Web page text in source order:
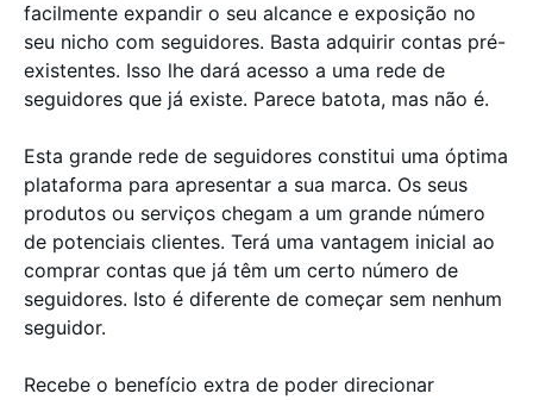
facilmente expandir o seu alcance e exposição no
seu nicho com seguidores. Basta adquirir contas pré-
existentes. Isso lhe dará acesso a uma rede de
seguidores que já existe. Parece batota, mas não é.
Esta grande rede de seguidores constitui uma óptima
plataforma para apresentar a sua marca. Os seus
produtos ou serviços chegam a um grande número
de potenciais clientes. Terá uma vantagem inicial ao
comprar contas que já têm um certo número de
seguidores. Isto é diferente de começar sem nenhum
seguidor.
Recebe o benefício extra de poder direcionar